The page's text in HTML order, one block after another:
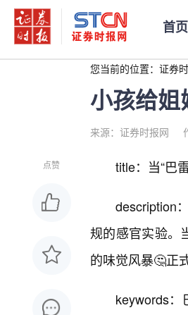
首页
您当前的位置： 证券
小孩给
来源：证券时报网
点赞 title：当“巴
description
规的感官实验。
的味觉风暴🤔正
keywords：